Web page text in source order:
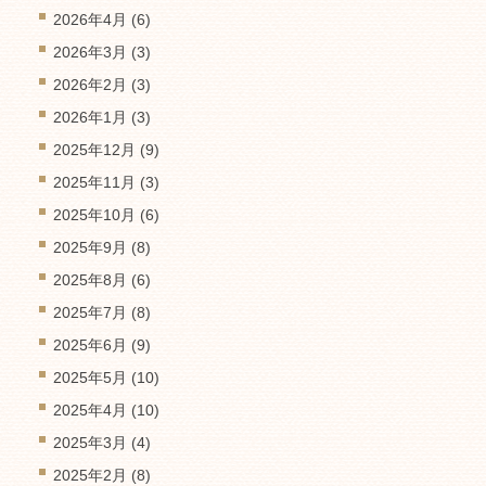
2026年4月 (6)
2026年3月 (3)
2026年2月 (3)
2026年1月 (3)
2025年12月 (9)
2025年11月 (3)
2025年10月 (6)
2025年9月 (8)
2025年8月 (6)
2025年7月 (8)
2025年6月 (9)
2025年5月 (10)
2025年4月 (10)
2025年3月 (4)
2025年2月 (8)